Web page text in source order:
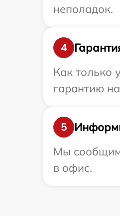
неполадок.
4
Как только
гарантию
5
Мы сообщим
в офис.